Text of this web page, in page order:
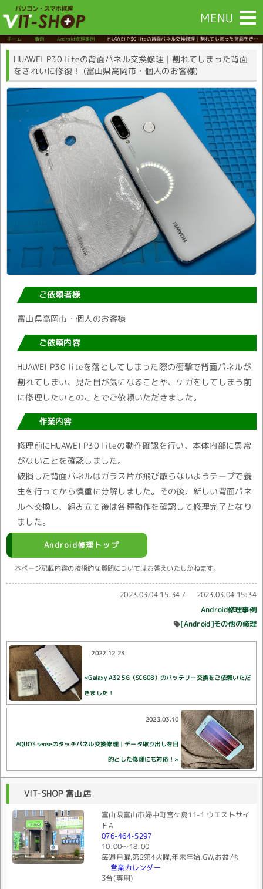
MENU
ホーム 事例 Android修理事例 HUAWEI P30 liteの背面パネル交換修理｜割れてしまった背面をきれ
いに修復！(富山県高岡市・個人のお客様)
HUAWEI P30 liteの背面パネル交換修理｜割れてしまった背面
をきれいに修復！ (富山県高岡市・個人のお客様)
ご依頼者様
富山県高岡市・個人のお客様
ご依頼内容
HUAWEI P30 liteを落としてしまった際の衝撃で背面パネルが
割れてしまい、見た目が気になることや、ケガをしてしまう前
に修理したいとのことでご依頼いただきました。
作業内容
修理前にHUAWEI P30 liteの動作確認を行い、本体内部に異常
がないことを確認しました。
破損した背面パネルはガラス片が飛び散らないようテープで養
生を行ってから慎重に分解しました。その後、新しい背面パネ
ルへ交換し、組み立て後は各種動作を確認して修理完了となり
ました。
Android修理トップ
本ページ記載内容の技術的な質問についてはお答えいたしかねます。
2023.03.04 15:34 / 2023.03.04 15:34
Android修理事例
[Android]その他の修理
2022.12.23
«Galaxy A32 5G（SCG08）のバッテリー交換をご依頼いただ
きました！
2023.03.10
AQUOS senseのタッチパネル交換修理｜データ取り出しを目
的とした修理にも対応！»
VIT-SHOP 富山店
富山県富山市婦中町宮ケ島11-1 ウエストサイ
ドA
076-464-5297
10:00〜18:00
毎週月曜,第2第4火曜,年末年始,GW,お盆,他
営業カレンダー
3台(専用)